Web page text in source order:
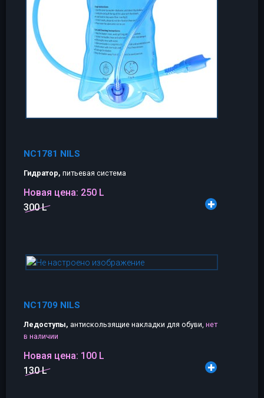
NC1781 NILS
Гидратор, питьевая система
Новая цена: 250 L
300 L
NC1709 NILS
Ледоступы, антискользящие накладки для обуви, нет
в наличии
Новая цена: 100 L
130 L